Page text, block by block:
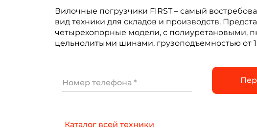
Вилочные погрузчики FIRST – самый
вид техники для складов и производств.
четырехопорные модели, с полиуретановыми,
цельнолитыми шинами, грузоподъемностью от
Номер телефона *
Каталог всей техники